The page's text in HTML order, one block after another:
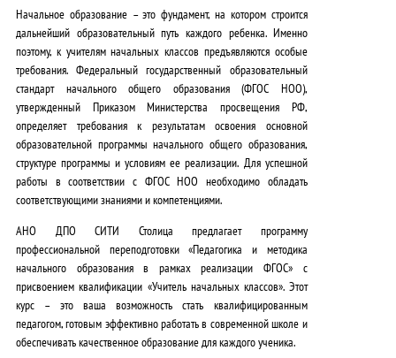
0
₽
.
Начальное образование – это фундамент, на котором строится
дальнейший образовательный путь каждого ребенка. Именно
поэтому, к учителям начальных классов предъявляются особые
требования. Федеральный государственный образовательный
стандарт начального общего образования (ФГОС НОО),
утвержденный Приказом Министерства просвещения РФ,
определяет требования к результатам освоения основной
образовательной программы начального общего образования,
структуре программы и условиям ее реализации. Для успешной
работы в соответствии с ФГОС НОО необходимо обладать
соответствующими знаниями и компетенциями.
АНО ДПО СИТИ Столица предлагает программу
профессиональной переподготовки «Педагогика и методика
начального образования в рамках реализации ФГОС» с
присвоением квалификации «Учитель начальных классов». Этот
курс – это ваша возможность стать квалифицированным
педагогом, готовым эффективно работать в современной школе и
обеспечивать качественное образование для каждого ученика.